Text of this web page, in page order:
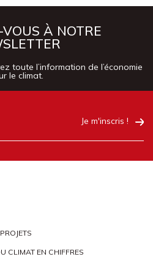
VOUS À NOTRE
toute l’information de l’économie
le climat.
Je m'inscris !
PROJETS
CLIMAT EN CHIFFRES